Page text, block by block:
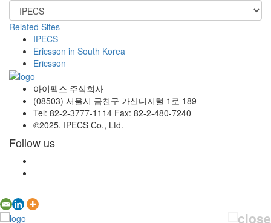
Related Sites
IPECS
Ericsson in South Korea
Ericsson
아이펙스 주식회사
(08503) 서울시 금천구 가산디지털 1로 189
Tel: 82-2-3777-1114 Fax: 82-2-480-7240
©2025. IPECS Co., Ltd.
Follow us